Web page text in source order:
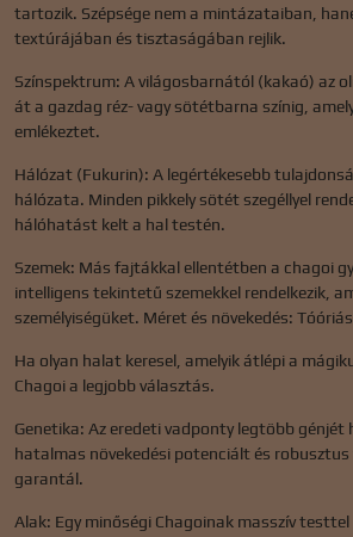
tartozik. Szépsége nem a mintázataiban,
textúrájában és tisztaságában rejlik.
Színspektrum: A világosbarnától (kakaó) az
át a gazdag réz- vagy sötétbarna színig,
emlékeztet.
Hálózat (Fukurin): A legértékesebb
hálózata. Minden pikkely sötét szegéllyel
hálóhatást kelt a hal testén.
Szemek: Más fajtákkal ellentétben a chagoi
intelligens tekintetű szemekkel rendelkezik,
személyiségüket. Méret és növekedés:
Ha olyan halat keresel, amelyik átlépi a
Chagoi a legjobb választás.
Genetika: Az eredeti vadponty legtöbb génjét
hatalmas növekedési potenciált és
garantál.
Alak: Egy minőségi Chagoinak masszív testtel